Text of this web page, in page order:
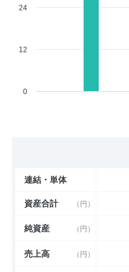
0
12
24
連結・単体
資産合計 （円）
純資産 （円）
売上高 （円）